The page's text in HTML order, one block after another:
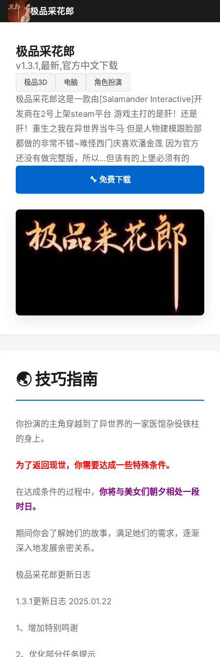
极品采花郎
极品采花郎
v1.3.1,最新,官方中文下载
极品3D 电脑 角色扮演
极品采花郎这是一款由[Salamander Interactive]开
发商在2号上架steam平台 游戏主打的是肝！还是
肝！重生之我在异世界当牛马 但是人物建模跟脸部
都做的非常不错~难怪西门庆喜欢潘金莲 因为官方
还没有做完整版，所以…但该有的上堡必须有的
🔧 免费下载
🌏 技巧指南
你扮演的主角穿越到了异世界的一家医馆杂役铁柱
的身上。
为了返回现世，你需要达成一些特殊条件。
在达成条件的过程中， 你将与美女们朝夕相处一段
时日。
期间你会了解她们的故事，满足她们的需求，逐渐
深入地发展亲密关系。
极品采花郎更新日志
1.3.1更新日志 2025.01.22
1、增加特别鸣谢
2、优化部分任务提示